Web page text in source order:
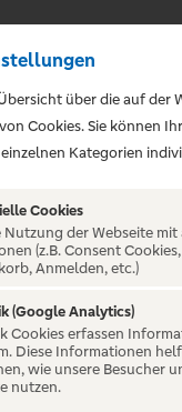
über die auf der
Cookies. Sie können
Kategorien
Cookies
Nutzung der Webseite mit
(z.B. Consent Cookies,
Anmelden, etc.)
(Google Analytics)
Cookies erfassen
Diese Informationen
wie unsere Besucher
nutzen.